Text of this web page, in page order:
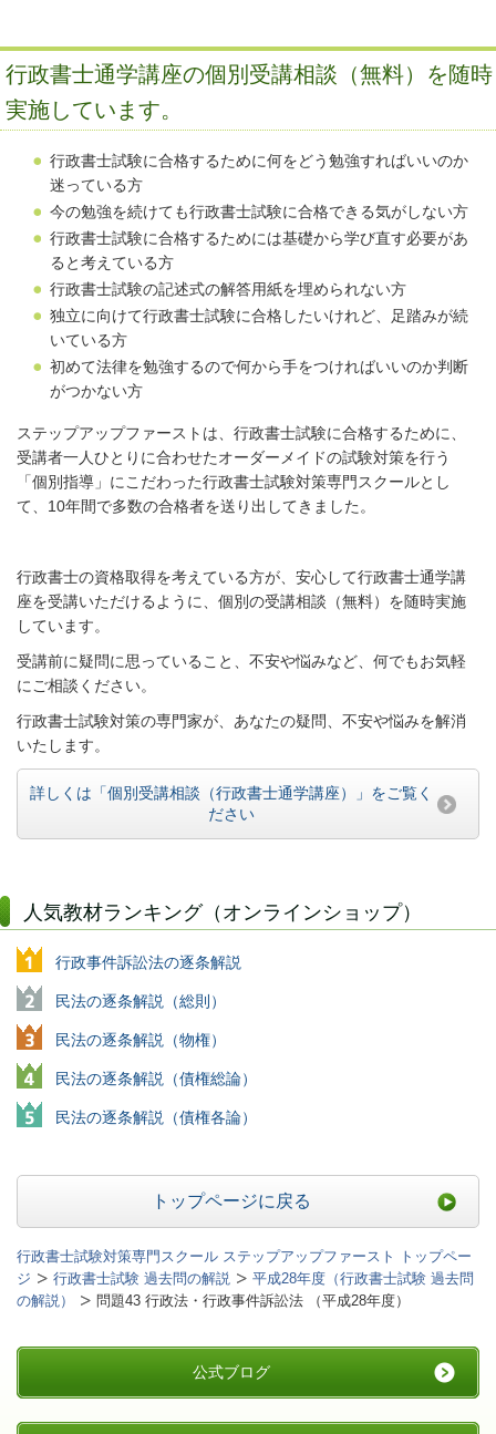
行政書士通学講座の個別受講相談（無料）を随時
実施しています。
行政書士試験に合格するために何をどう勉強すればいいのか
迷っている方
今の勉強を続けても行政書士試験に合格できる気がしない方
行政書士試験に合格するためには基礎から学び直す必要があ
ると考えている方
行政書士試験の記述式の解答用紙を埋められない方
独立に向けて行政書士試験に合格したいけれど、足踏みが続
いている方
初めて法律を勉強するので何から手をつければいいのか判断
がつかない方
ステップアップファーストは、行政書士試験に合格するために、
受講者一人ひとりに合わせたオーダーメイドの試験対策を行う
「個別指導」にこだわった行政書士試験対策専門スクールとし
て、10年間で多数の合格者を送り出してきました。
行政書士の資格取得を考えている方が、安心して行政書士通学講
座を受講いただけるように、個別の受講相談（無料）を随時実施
しています。
受講前に疑問に思っていること、不安や悩みなど、何でもお気軽
にご相談ください。
行政書士試験対策の専門家が、あなたの疑問、不安や悩みを解消
いたします。
詳しくは「個別受講相談（行政書士通学講座）」をご覧く
ださい
人気教材ランキング（オンラインショップ）
行政事件訴訟法の逐条解説
民法の逐条解説（総則）
民法の逐条解説（物権）
民法の逐条解説（債権総論）
民法の逐条解説（債権各論）
トップページに戻る
行政書士試験対策専門スクール ステップアップファースト トップペー
ジ
行政書士試験 過去問の解説
平成28年度（行政書士試験 過去問
の解説）
問題43 行政法・行政事件訴訟法 （平成28年度）
公式ブログ